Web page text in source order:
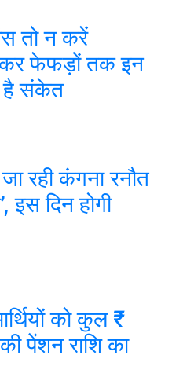
तो न करें
फेफड़ों तक इन
है संकेत
रही कंगना रनौत
इस दिन होगी
को कुल ₹
पेंशन राशि का